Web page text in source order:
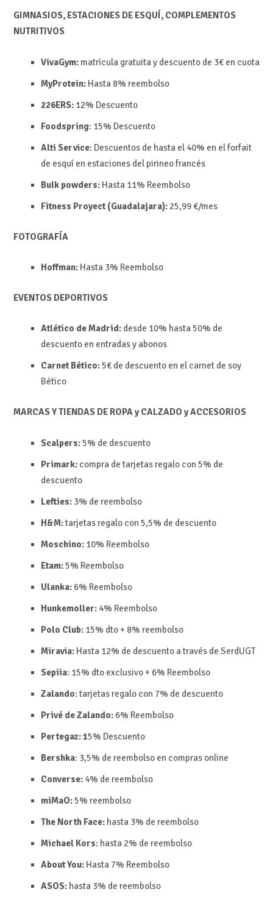
GIMNASIOS, ESTACIONES DE ESQUÍ, COMPLEMENTOS
NUTRITIVOS
VivaGym:matrícula gratuita y descuento de 3€ en cuota
MyProtein: Hasta 8% reembolso
226ERS:12% Descuento
Foodspring: 15% Descuento
Alti Service: Descuentos de hasta el 40% en el forfait
de esquí en estaciones del pirineo francés
Bulk powders: Hasta 11% Reembolso
Fitness Proyect (Guadalajara):25,99 €/mes
FOTOGRAFÍA
Hoffman: Hasta 3% Reembolso
EVENTOS DEPORTIVOS
Atlético de Madrid:desde 10% hasta 50% de
descuento en entradas y abonos
Carnet Bético:5€ de descuento en el carnet de soy
Bético
MARCAS Y TIENDAS DE ROPA y CALZADO y ACCESORIOS
Scalpers:5% de descuento
Primark:compra de tarjetas regalo con 5% de
descuento
Lefties:3% de reembolso
H&M:tarjetas regalo con 5,5% de descuento
Moschino: 10% Reembolso
Etam:5% Reembolso
Ulanka: 6% Reembolso
Hunkemoller: 4% Reembolso
Polo Club: 15% dto + 8% reembolso
Miravia:Hasta 12% de descuento a través de SerdUGT
Sepiia: 15% dto exclusivo + 6% Reembolso
Zalando: tarjetas regalo con 7% de descuento
Privé de Zalando: 6% Reembolso
Pertegaz:15% Descuento
Bershka: 3,5% de reembolso en compras online
Converse:4% de reembolso
miMaO:5% reembolso
The North Face:hasta 3% de reembolso
Michael Kors: hasta 2% de reembolso
About You: Hasta 7% Reembolso
ASOS:hasta 3% de reembolso